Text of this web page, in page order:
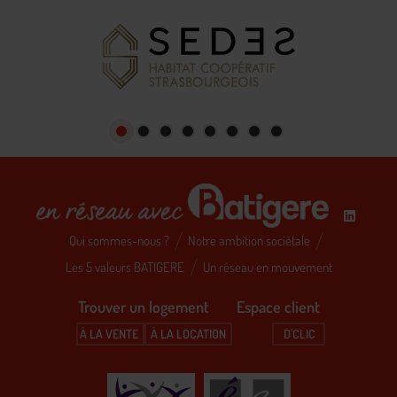
Qui sommes-nous ?
Notre ambition sociétale
Les 5 valeurs BATIGERE
Un réseau en mouvement
Trouver un logement Espace client
À LA VENTE À LA LOCATION D'CLIC